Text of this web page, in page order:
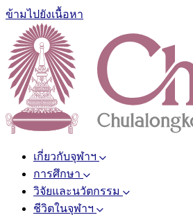
ข้ามไปยังเนื้อหา
เกี่ยวกับจุฬาฯ
การศึกษา
วิจัยและนวัตกรรม
ชีวิตในจุฬาฯ